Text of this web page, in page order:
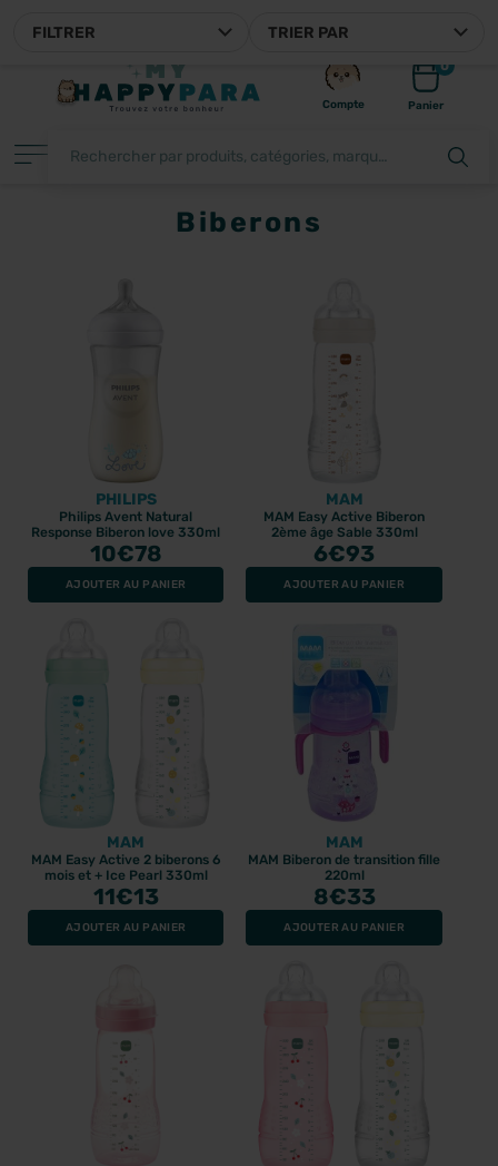
Compte
0
Panier
TRIER PAR
FILTRER
Biberons
PHILIPS
Philips Avent Natural
Response Biberon love 330ml
10€78
AJOUTER AU PANIER
MAM
MAM Easy Active Biberon
2ème âge Sable 330ml
6€93
AJOUTER AU PANIER
MAM
MAM Easy Active 2 biberons 6
mois et + Ice Pearl 330ml
11€13
AJOUTER AU PANIER
MAM
MAM Biberon de transition fille
220ml
8€33
AJOUTER AU PANIER